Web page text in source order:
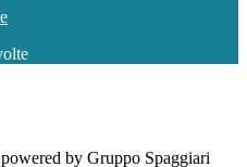
by Gruppo Spaggiari